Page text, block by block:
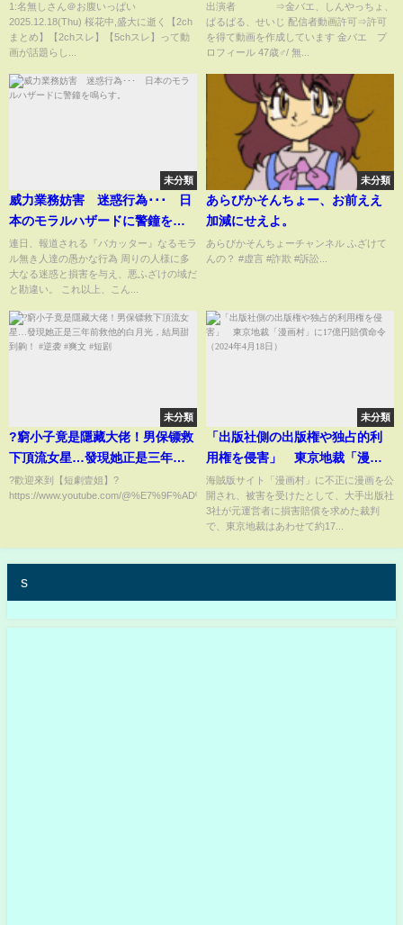
1:名無しさん＠お腹いっぱい
2025.12.18(Thu) 桜花中,盛大に逝く【2ch
まとめ】【2chスレ】【5chスレ】って動
画が話題らし...
出演者 ⇒金バエ、しんやっちょ、
ぱるぱる、せいじ 配信者動画許可⇒許可
を得て動画を作成しています 金バエ プ
ロフィール 47歳♂/ 無...
未分類
威力業務妨害 迷惑行為･･･ 日
本のモラルハザードに警鐘を鳴
らす。
連日、報道される『バカッター』なるモラ
ル無き人達の愚かな行為 周りの人様に多
大なる迷惑と損害を与え、悪ふざけの域だ
と勘違い。 これ以上、こん...
未分類
あらびかそんちょー、お前ええ
加減にせえよ。
あらびかそんちょーチャンネル ふざけて
んの？ #虚言 #詐欺 #訴訟...
未分類
?窮小子竟是隱藏大佬！男保镖救
下頂流女星…發現她正是三年前
救他的白月光，結局甜到齁！ #逆
袭 #爽文 #短剧
?歡迎來到【短劇壹姐】?
https://www.youtube.com/@%E7%9F%AD%E5%89%A7%E4%B8%80%E5%A7...
未分類
「出版社側の出版権や独占的利
用権を侵害」 東京地裁「漫画
村」に17億円賠償命令（2024年
4月18日）
海賊版サイト「漫画村」に不正に漫画を公
開され、被害を受けたとして、大手出版社
3社が元運営者に損害賠償を求めた裁判
で、東京地裁はあわせて約17...
s